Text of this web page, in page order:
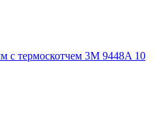
с термоскотчем 3M 9448A 10